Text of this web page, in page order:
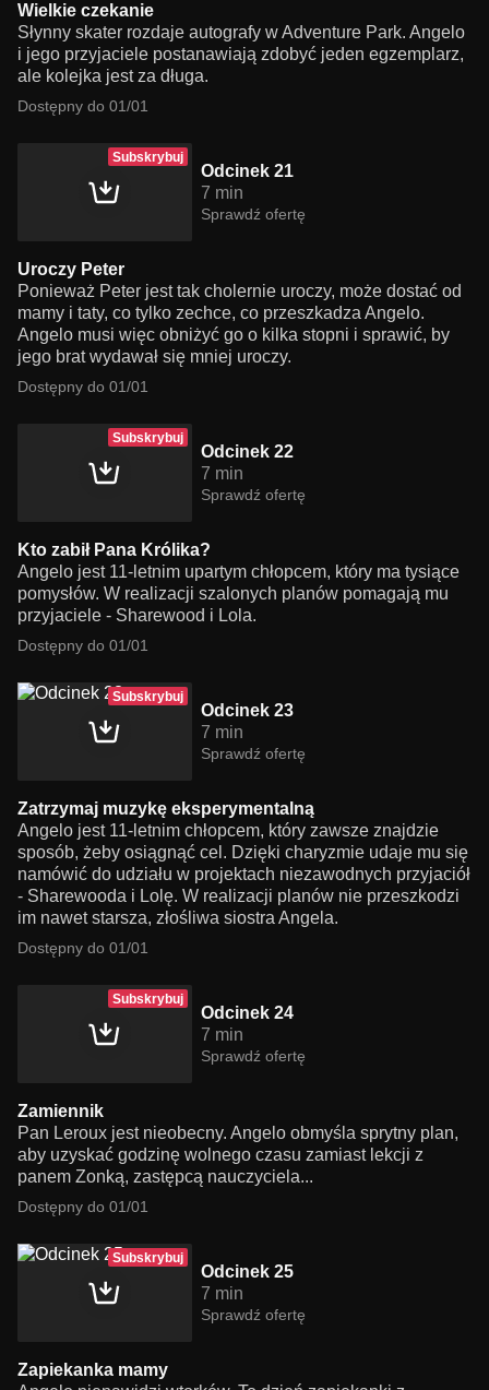
Wielkie czekanie
Słynny skater rozdaje autografy w Adventure Park. Angelo
i jego przyjaciele postanawiają zdobyć jeden egzemplarz,
ale kolejka jest za długa.
Dostępny do 01/01
Subskrybuj
Odcinek 21
7 min
Sprawdź ofertę
Uroczy Peter
Ponieważ Peter jest tak cholernie uroczy, może dostać od
mamy i taty, co tylko zechce, co przeszkadza Angelo.
Angelo musi więc obniżyć go o kilka stopni i sprawić, by
jego brat wydawał się mniej uroczy.
Dostępny do 01/01
Subskrybuj
Odcinek 22
7 min
Sprawdź ofertę
Kto zabił Pana Królika?
Angelo jest 11-letnim upartym chłopcem, który ma tysiące
pomysłów. W realizacji szalonych planów pomagają mu
przyjaciele - Sharewood i Lola.
Dostępny do 01/01
Subskrybuj
Odcinek 23
7 min
Sprawdź ofertę
Zatrzymaj muzykę eksperymentalną
Angelo jest 11-letnim chłopcem, który zawsze znajdzie
sposób, żeby osiągnąć cel. Dzięki charyzmie udaje mu się
namówić do udziału w projektach niezawodnych przyjaciół
- Sharewooda i Lolę. W realizacji planów nie przeszkodzi
im nawet starsza, złośliwa siostra Angela.
Dostępny do 01/01
Subskrybuj
Odcinek 24
7 min
Sprawdź ofertę
Zamiennik
Pan Leroux jest nieobecny. Angelo obmyśla sprytny plan,
aby uzyskać godzinę wolnego czasu zamiast lekcji z
panem Zonką, zastępcą nauczyciela...
Dostępny do 01/01
Subskrybuj
Odcinek 25
7 min
Sprawdź ofertę
Zapiekanka mamy